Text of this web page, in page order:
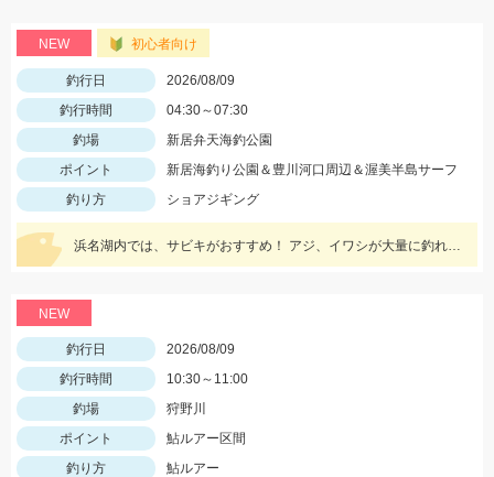
NEW 初心者向け
釣行日
2026/08/09
釣行時間
04:30～07:30
釣場
新居弁天海釣公園
ポイント
新居海釣り公園＆豊川河口周辺＆渥美半島サーフ
釣り方
ショアジギング
浜名湖内では、サビキがおすすめ！ アジ、イワシが大量に釣れてますよ。 豊川周辺では、ハゼが入れ喰い状態！ 渥美半島側では、マゴチ、ヒラメ、青物 などターゲットが多数回遊中！
NEW
釣行日
2026/08/09
釣行時間
10:30～11:00
釣場
狩野川
ポイント
鮎ルアー区間
釣り方
鮎ルアー